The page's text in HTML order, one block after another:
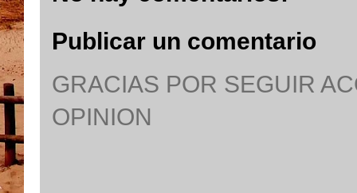
Publicar un comentario
GRACIAS POR SEGUIR
OPINION